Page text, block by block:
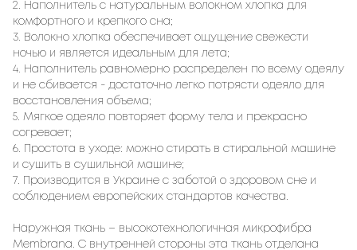
2. Наполнитель с натуральным волокном хлопка для
комфортного и крепкого сна;
3. Волокно хлопка обеспечивает ощущение свежести
ночью и является идеальным для лета;
4. Наполнитель равномерно распределен по всему одеялу
и не сбивается - достаточно легко потрясти одеяло для
восстановления объема;
5. Мягкое одеяло повторяет форму тела и прекрасно
согревает;
6. Простота в уходе: можно стирать в стиральной машине
и сушить в сушильной машине;
7. Производится в Украине с заботой о здоровом сне и
соблюдением европейских стандартов качества.
Наружная ткань – высокотехнологичная микрофибра
Membrana. С внутренней стороны эта ткань отделана